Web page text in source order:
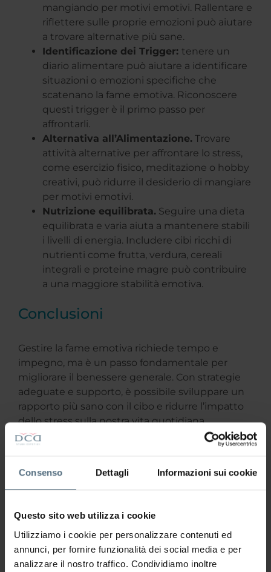
Consenso Dettagli Informazioni sui cookie
Questo sito web utilizza i cookie
Utilizziamo i cookie per personalizzare contenuti ed
annunci, per fornire funzionalità dei social media e per
analizzare il nostro traffico. Condividiamo inoltre
mangiando per motivi emotivi. Rallentare e
riflettere sulle proprie emozioni può aiutare
a trovare alternative più sane.
Identificazione dei Trigger: tenere un
diario alimentare può aiutare a identificare
situazioni o emozioni specifiche che
scatenano la fame emotiva. Riconoscere
questi trigger è il primo passo per
affrontarli.
Alternativa all’Alimentazione. Trovare
attività alternative per affrontare lo stress,
come esercizio fisico, meditazione o hobby
creativi, può ridurre il desiderio di mangiare
per motivi emotivi.
Nutrizione equilibrata. Seguire una dieta
equilibrata e varia aiuta a mantenere stabili
i livelli di energia. Includere cibi ricchi di
nutrienti come frutta, verdura, cereali
integrali e proteine magre può contribuire
a una maggiore stabilità emotiva.
Conclusioni
Gestire la fame emotiva richiede tempo e
impegno, ma è un passo fondamentale per
migliorare il benessere generale. Con strategie
adeguate e supporto, è possibile sviluppare un
rapporto più sano con il cibo e ridurre l’impatto
dello stress sulla nostra vita quotidiana
Bibliografia
-D’adamo, M.; (2018),
La fame emotiva: come
riconoscerla e affrontarla
cibo aiuta il nostro umore
-Società Italiana Nutrizione Umana (SINU)